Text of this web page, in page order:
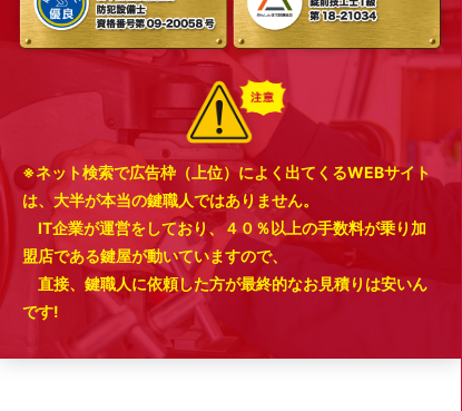
※ネット検索で広告枠（上位）によく出てくるWEBサイト
は、大半が本当の鍵職人ではありません。
IT企業が運営をしており、４０％以上の手数料が乗り加
盟店である鍵屋が動いていますので、
直接、鍵職人に依頼した方が最終的なお見積りは安いん
です!